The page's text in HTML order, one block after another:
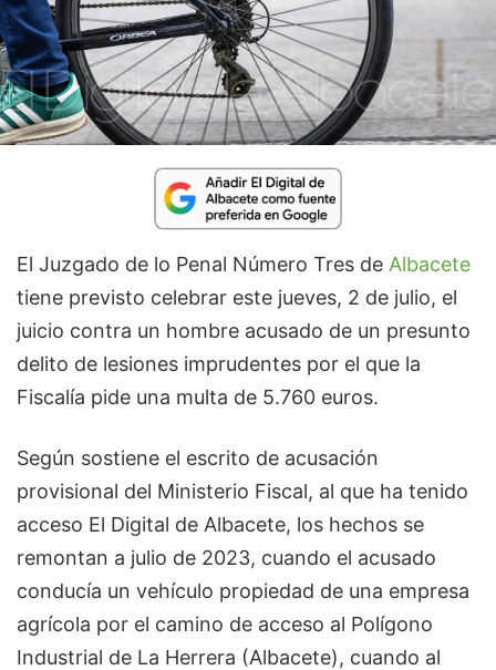
El Juzgado de lo Penal Número Tres de Albacete
tiene previsto celebrar este jueves, 2 de julio, el
juicio contra un hombre acusado de un presunto
delito de lesiones imprudentes por el que la
Fiscalía pide una multa de 5.760 euros.
Según sostiene el escrito de acusación
provisional del Ministerio Fiscal, al que ha tenido
acceso El Digital de Albacete, los hechos se
remontan a julio de 2023, cuando el acusado
conducía un vehículo propiedad de una empresa
agrícola por el camino de acceso al Polígono
Industrial de La Herrera (Albacete), cuando al